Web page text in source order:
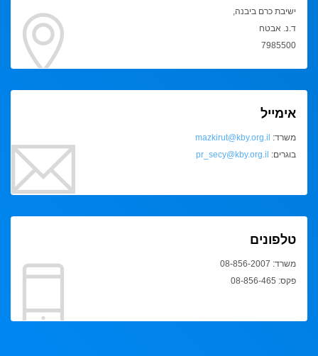
ישיבת כרם ביבנה,
ד.נ. אבטח
7985500
אימייל
משרד: mazkirut@kby.org.il
בוגרים: pr_secy@kby.org.il
טלפונים
משרד: 08-856-2007
פקס: 08-856-465